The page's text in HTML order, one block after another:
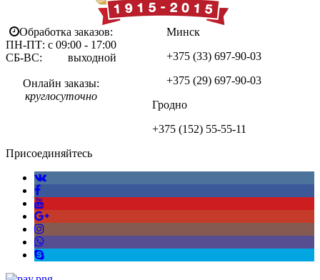
Обработка заказов:
ПН-ПТ: с 09:00 - 17:00
СБ-ВС: выходной
Онлайн заказы:
круглосуточно
Минск
+375 (33) 697-90-03
+375 (29) 697-90-03
Гродно
+375 (152) 55-55-11
Присоединяйтесь